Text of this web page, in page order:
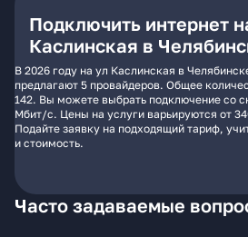
Подключить интернет
Каслинская в
В 2026 году на ул Каслинская в
предлагают 5 провайдеров. Общее
142. Вы можете выбрать подключение со
Мбит/с. Цены на услуги варьируются от
Подайте заявку на подходящий тариф,
и стоимость.
Часто задаваемые